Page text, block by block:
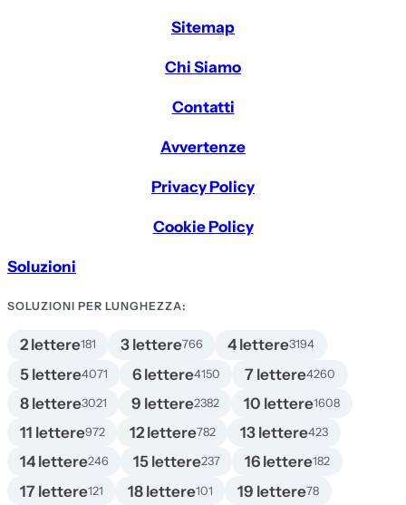
Sitemap
Chi Siamo
Contatti
Avvertenze
Privacy Policy
Cookie Policy
Soluzioni
SOLUZIONI PER LUNGHEZZA:
2 lettere181 3 lettere766 4 lettere3194
5 lettere4071 6 lettere4150 7 lettere4260
8 lettere3021 9 lettere2382 10 lettere1608
11 lettere972 12 lettere782 13 lettere423
14 lettere246 15 lettere237 16 lettere182
17 lettere121 18 lettere101 19 lettere78